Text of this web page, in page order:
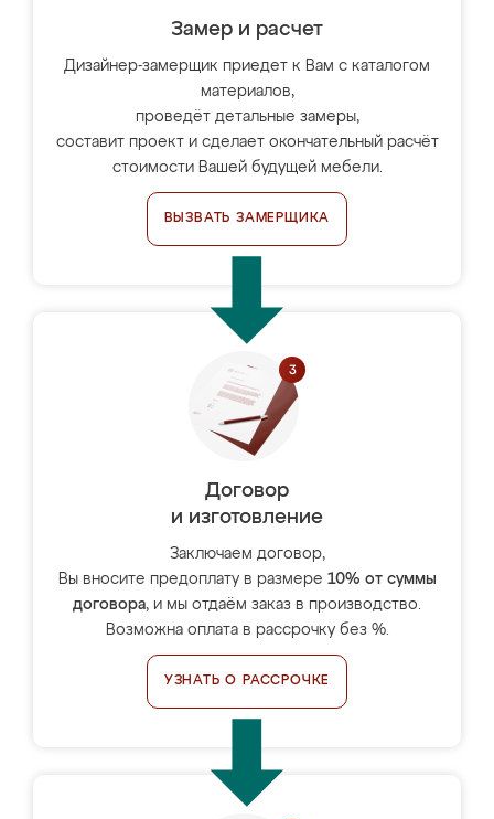
Замер и расчет
Дизайнер-замерщик приедет к Вам с каталогом
материалов,
проведёт детальные замеры,
составит проект и сделает окончательный расчёт
стоимости Вашей будущей мебели.
ВЫЗВАТЬ ЗАМЕРЩИКА
Договор
и изготовление
Заключаем договор,
Вы вносите предоплату в размере 10% от суммы
договора, и мы отдаём заказ в производство.
Возможна оплата в рассрочку без %.
УЗНАТЬ О РАССРОЧКЕ